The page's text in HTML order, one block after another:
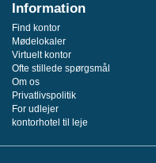
Information
Find kontor
Mødelokaler
Virtuelt kontor
Ofte stillede spørgsmål
Om os
Privatlivspolitik
For udlejer
kontorhotel til leje